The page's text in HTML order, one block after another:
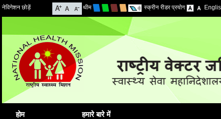
नेविगेशन छोड़ें थीम स्क्रीन रीडर प्रयोग
होम हमारे बारे में